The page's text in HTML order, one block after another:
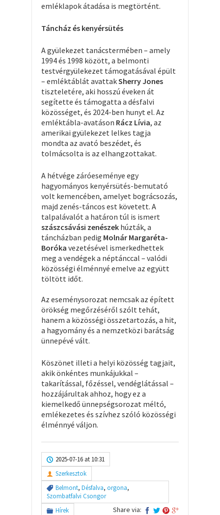
emléklapok átadása is megtörtént.
Táncház és kenyérsütés
A gyülekezet tanácstermében – amely
1994 és 1998 között, a belmonti
testvérgyülekezet támogatásával épült
– emléktáblát avattakSherry Jones
tiszteletére, aki hosszú éveken át
segítette és támogatta a désfalvi
közösséget, és 2024-ben hunyt el. Az
emléktábla-avatáson Rácz Lívia, az
amerikai gyülekezet lelkes tagja
mondta az avató beszédet, és
tolmácsolta is az elhangzottakat.
A hétvége záróeseménye egy
hagyományos kenyérsütés-bemutató
volt kemencében, amelyet bográcsozás,
majd zenés-táncos est követett. A
talpalávalót a határon túl is ismert
szászcsávási zenészek húzták, a
táncházban pedig Molnár Margaréta-
Boróka vezetésével ismerkedhettek
meg a vendégek a néptánccal – valódi
közösségi élménnyé emelve az együtt
töltött időt.
Az eseménysorozat nemcsak az épített
örökség megőrzéséről szólt tehát,
hanem a közösségi összetartozás, a hit,
a hagyomány és a nemzetközi barátság
ünnepévé vált.
Köszönet illeti a helyi közösség tagjait,
akik önkéntes munkájukkal –
takarítással, főzéssel, vendéglátással –
hozzájárultak ahhoz, hogy ez a
kiemelkedő ünnepségsorozat méltó,
emlékezetes és szívhez szóló közösségi
élménnyé váljon.
2025-07-16 at 10:31
Szerkesztok
Belmont, Désfalva, orgona,
Szombatfalvi Csongor
Hírek
Share via: